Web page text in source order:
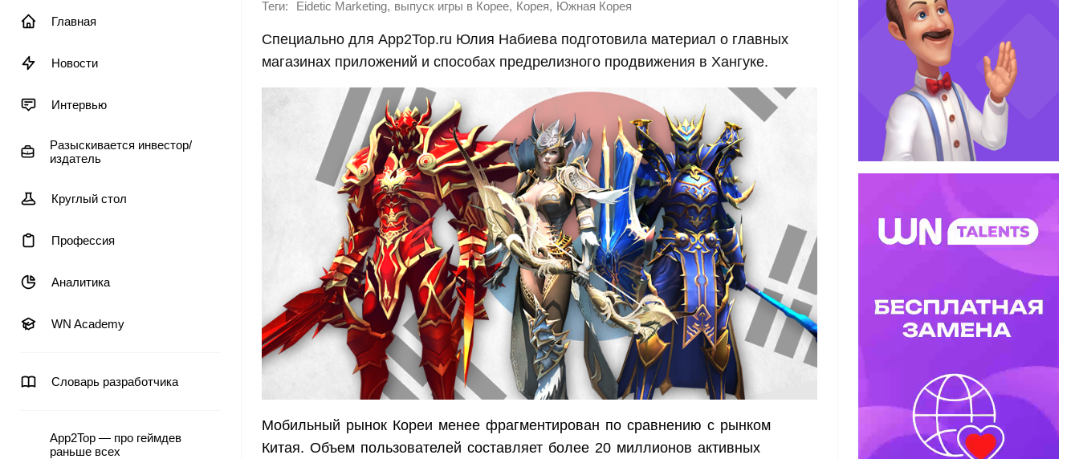
Главная
Новости
Интервью
Разыскивается инвестор/
издатель
Круглый стол
Профессия
Аналитика
WN Academy
Словарь разработчика
App2Top — про геймдев
раньше всех
Теги: Eidetic Marketing, выпуск игры в Корее, Корея, Южная Корея
Специально для App2Top.ru Юлия Набиева подготовила материал о главных
магазинах приложений и способах предрелизного продвижения в Хангуке.
Мобильный рынок Кореи менее фрагментирован по сравнению с рынком
Китая. Объем пользователей составляет более 20 миллионов активных